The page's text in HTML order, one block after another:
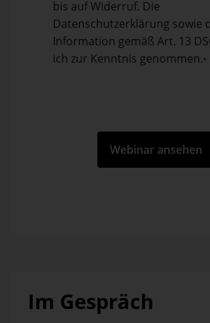
bis auf Widerruf. Die
Datenschutzerklärung sowie
Information gemäß Art. 13
ich zur Kenntnis genom­men.*
Im Gespräch